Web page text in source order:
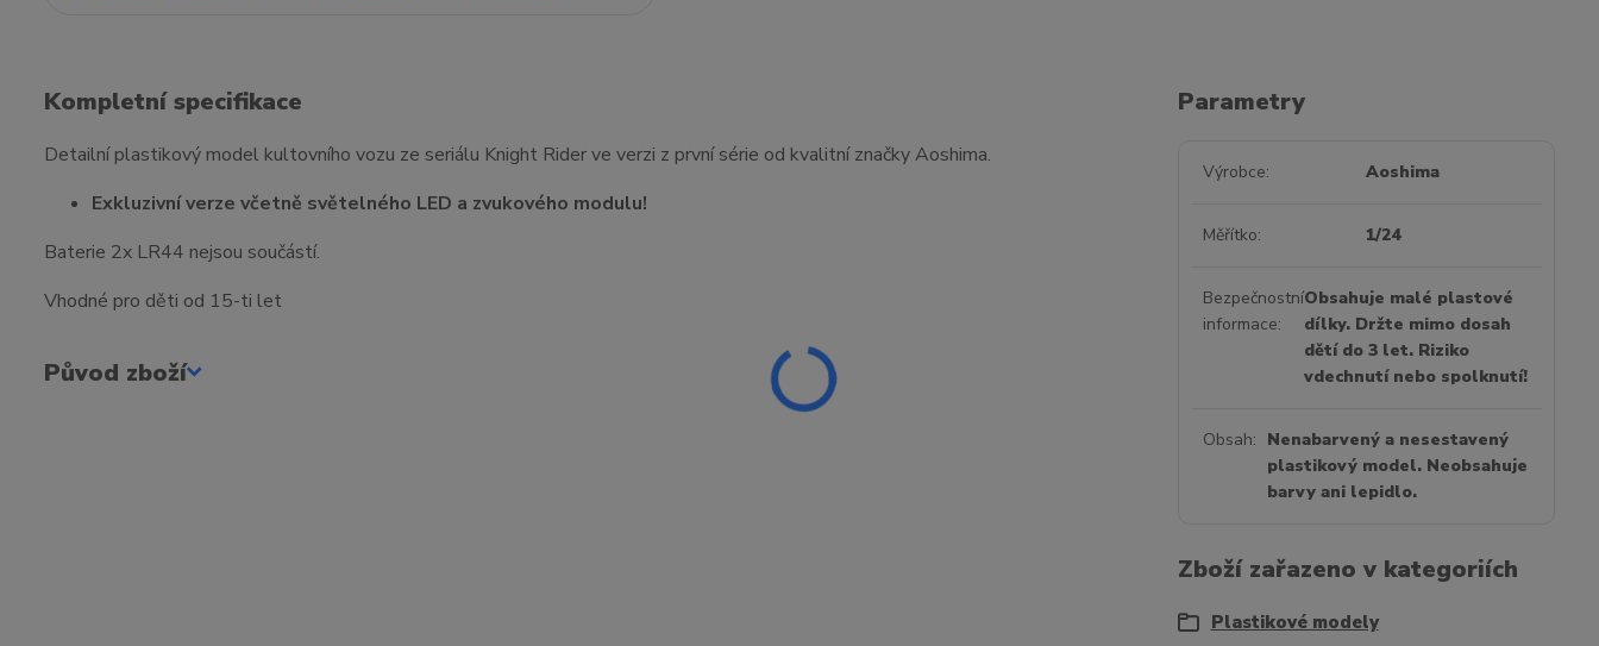
Kompletní specifikace
Detailní plastikový model kultovního vozu ze seriálu Knight Rider ve verzi z první série od kvalitní značky Aoshima.
Exkluzivní verze včetně světelného LED a zvukového modulu!
Baterie 2x LR44 nejsou součástí.
Vhodné pro děti od 15-ti let
Původ zboží
Parametry
Výrobce Aoshima
Měřítko 1/24
Bezpečnostní
informace
Obsahuje malé plastové
dílky. Držte mimo dosah
dětí do 3 let. Riziko
vdechnutí nebo spolknutí!
Obsah
Nenabarvený a nesestavený
plastikový model. Neobsahuje
barvy ani lepidlo.
Zboží zařazeno v kategoriích
Plastikové modely